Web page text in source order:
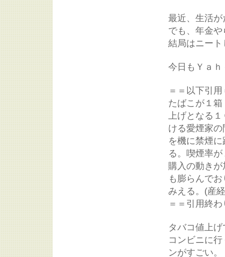
最近、生活
でも、年金
結局はニー
今日もＹａ
＝＝以下引
たばこが１
上げとなる
ける愛煙家
を機に禁煙
る。喫煙率
購入の動き
も膨らんで
みえる。(産
＝＝引用終
タバコ値上
コンビニに
ンがすごい。